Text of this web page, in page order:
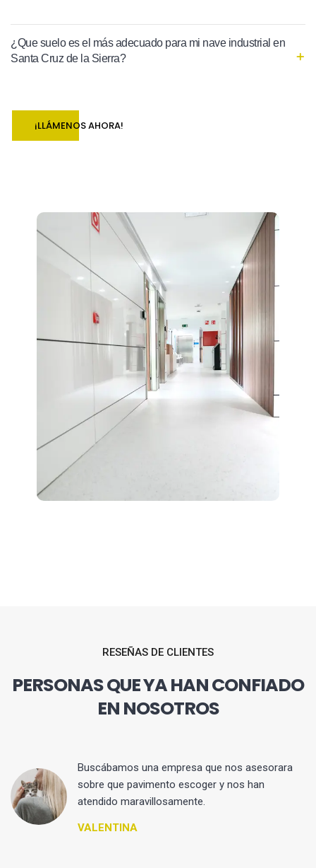
¿Que suelo es el más adecuado para mi nave industrial en
Santa Cruz de la Sierra?
¡LLÁMENOS AHORA!
RESEÑAS DE CLIENTES
PERSONAS QUE YA HAN CONFIADO
EN NOSOTROS
Buscábamos una empresa que nos asesorara
sobre que pavimento escoger y nos han
atendido maravillosamente.
VALENTINA